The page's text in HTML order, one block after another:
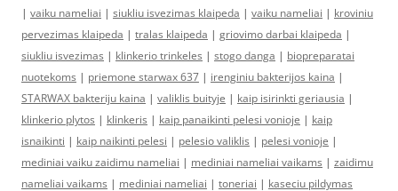
| vaiku nameliai | siukliu isvezimas klaipeda | vaiku nameliai | kroviniu
pervezimas klaipeda | tralas klaipeda | griovimo darbai klaipeda |
siukliu isvezimas | klinkerio trinkeles | stogo danga | biopreparatai
nuotekoms | priemone starwax 637 | irenginiu bakterijos kaina |
STARWAX bakteriju kaina | valiklis buityje | kaip isirinkti geriausia |
klinkerio plytos | klinkeris | kaip panaikinti pelesi vonioje | kaip
isnaikinti | kaip naikinti pelesi | pelesio valiklis | pelesi vonioje |
mediniai vaiku zaidimu nameliai | mediniai nameliai vaikams | zaidimu
nameliai vaikams | mediniai nameliai | toneriai | kaseciu pildymas